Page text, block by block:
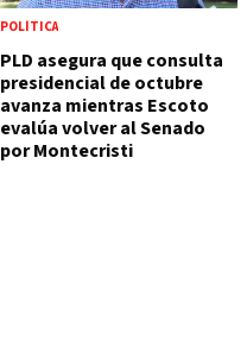
POLÍTICA
PLD asegura que consulta
presidencial de octubre
avanza mientras Escoto
evalúa volver al Senado
por Montecristi